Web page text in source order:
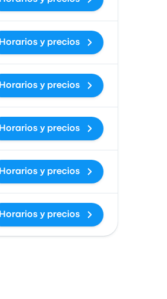
Horarios y precios
Horarios y precios
Horarios y precios
Horarios y precios
Horarios y precios